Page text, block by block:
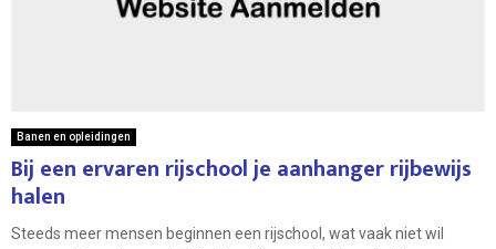
Banen en opleidingen
Bij een ervaren rijschool je aanhanger rijbewijs
halen
Steeds meer mensen beginnen een rijschool, wat vaak niet wil